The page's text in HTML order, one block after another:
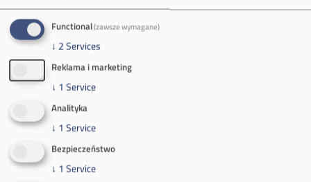
ul.Kościuszki 1
32-620 Brzeszcze
(poniedziałek-piątek 7:00-15:00)
Functional(zawsze wymagane)
↓ 2Services
Reklama i marketing
↓ 1 Service
Analityka
↓ 1 Service
Bezpieczeństwo
↓ 1 Service